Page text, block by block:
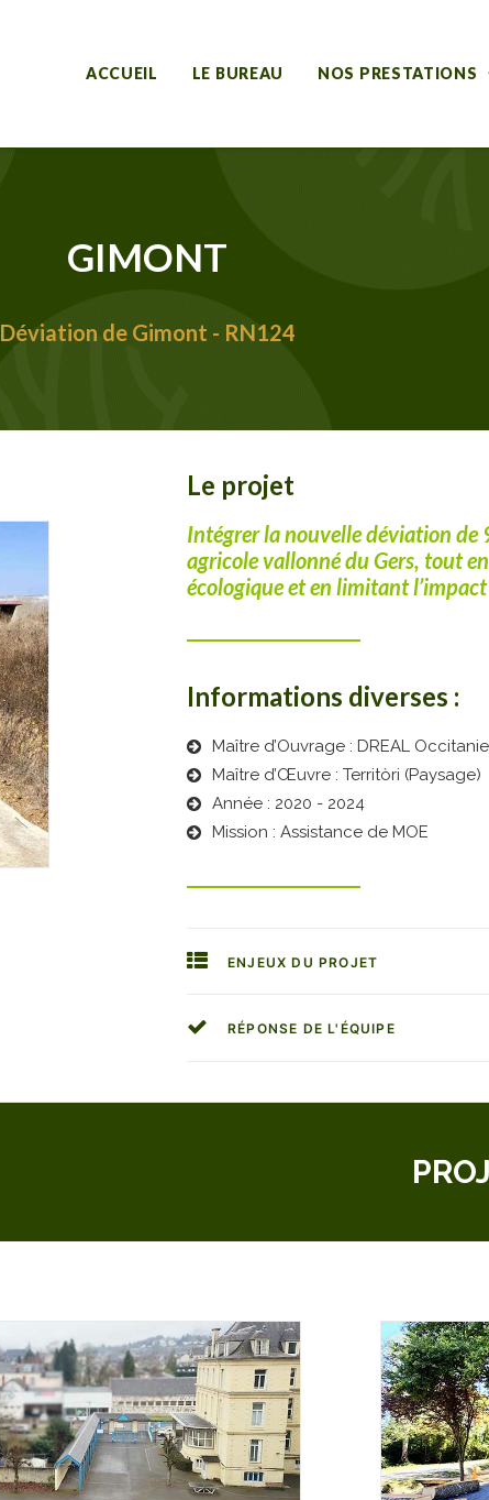
ACCUEIL LE BUREAU NOS PRESTATIONS
GIMONT
Déviation de Gimont - RN124
Le projet
Intégrer la nouvelle déviation de
agricole vallonné du Gers, tout
écologique et en limitant
Informations diverses :
Maître d’Ouvrage : DREAL Occitanie
Maître d’Œuvre : Territòri (Paysage)
Année : 2020 - 2024
Mission : Assistance de MOE
ENJEUX DU PROJET
RÉPONSE DE L'ÉQUIPE